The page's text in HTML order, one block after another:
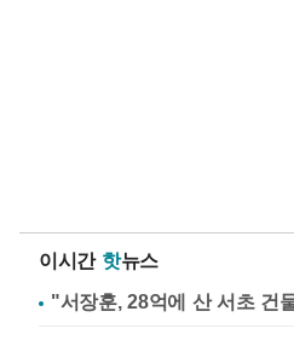
이시간 핫뉴스
"서장훈, 28억에 산 서초 건